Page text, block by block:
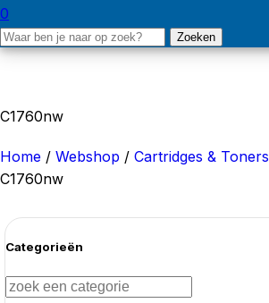
0
Zoeken
C1760nw
Home / Webshop / Cartridges & Toners
C1760nw
Categorieën